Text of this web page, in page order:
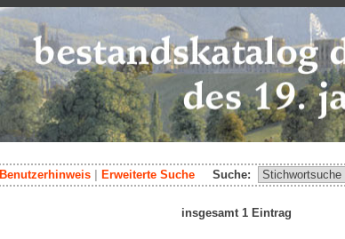
Suche:
Benutzerhinweis Erweiterte Suche
insgesamt 1 Eintrag